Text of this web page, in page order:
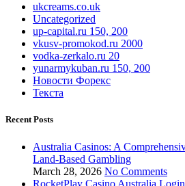
ukcreams.co.uk
Uncategorized
up-capital.ru 150, 200
vkusv-promokod.ru 2000
vodka-zerkalo.ru 20
yunarmykuban.ru 150, 200
Новости Форекс
Текста
Recent Posts
Australia Casinos: A
Land-Based Gambling
March 28, 2026 No Comments
RocketPlay Casino Australia